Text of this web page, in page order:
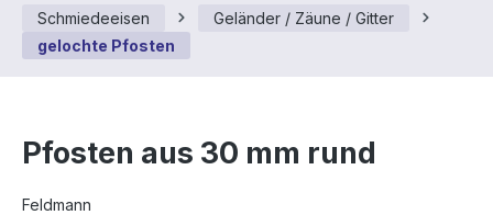
Schmiedeeisen
Geländer / Zäune / Gitter
gelochte Pfosten
Pfosten aus 30 mm rund
Feldmann